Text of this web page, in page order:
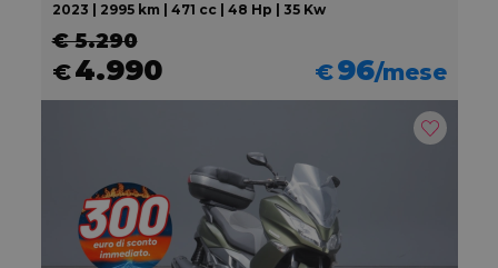
2023 | 2995 km | 471 cc | 48 Hp | 35 Kw
€ 5.290
€4.990 €96/mese